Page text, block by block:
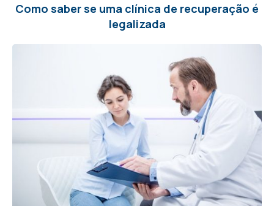
Como saber se uma clínica de recuperação é
legalizada